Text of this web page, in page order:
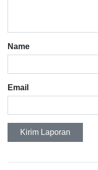
Name
Email
Kirim Laporan